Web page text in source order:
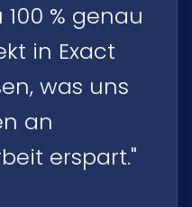
% genau
in Exact
was uns
an
erspart."